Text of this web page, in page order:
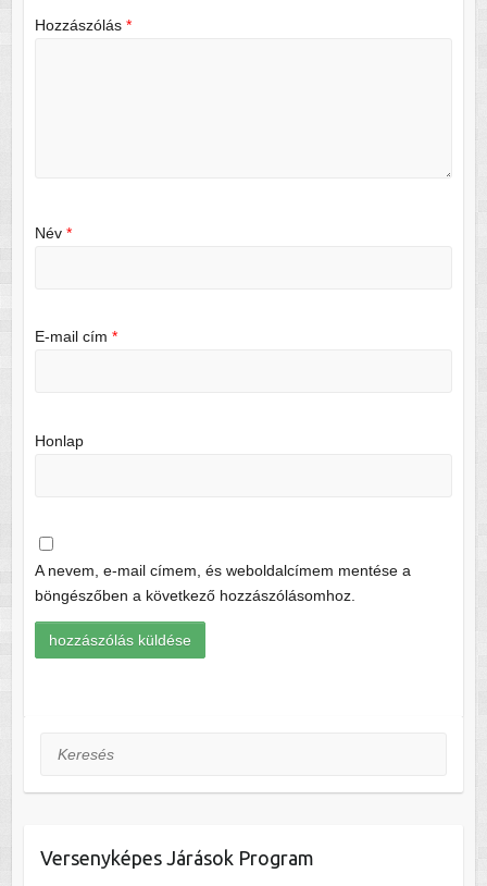
Hozzászólás *
Név *
E-mail cím *
Honlap
A nevem, e-mail címem, és weboldalcímem mentése a
böngészőben a következő hozzászólásomhoz.
Keresés
Versenyképes Járások Program